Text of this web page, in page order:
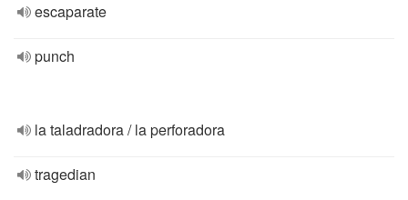
escaparate
punch
la taladradora / la perforadora
tragedian